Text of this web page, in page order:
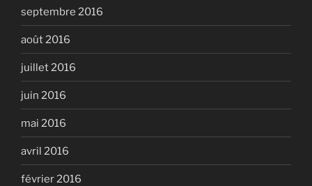
septembre 2016
août 2016
juillet 2016
juin 2016
mai 2016
avril 2016
février 2016